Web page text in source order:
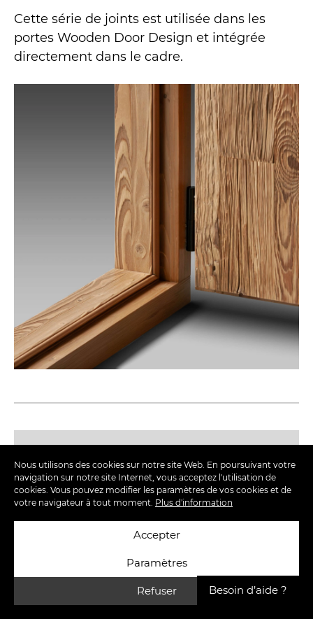
Nous utilisons des cookies sur notre site Web. En poursuivant votre
navigation sur notre site Internet, vous acceptez l'utilisation de
cookies. Vous pouvez modifier les paramètres de vos cookies et de
votre navigateur à tout moment. Plus d'information
Refuser
Paramètres
Accepter
Cette série de joints est utilisée dans les
portes Wooden Door Design et intégrée
directement dans le cadre.
Besoin d’aide ?